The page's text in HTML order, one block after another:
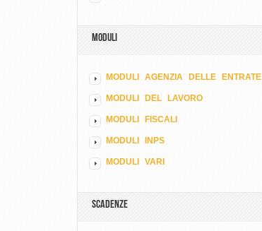
MODULI
MODULI AGENZIA DELLE ENTRATE
MODULI DEL LAVORO
MODULI FISCALI
MODULI INPS
MODULI VARI
SCADENZE